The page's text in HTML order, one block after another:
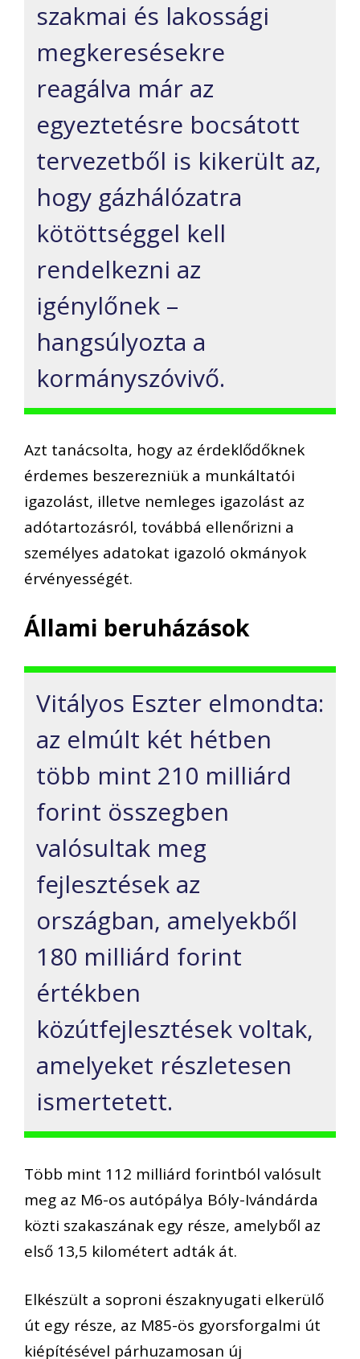
szakmai és lakossági
megkeresésekre
reagálva már az
egyeztetésre bocsátott
tervezetből is kikerült az,
hogy gázhálózatra
kötöttséggel kell
rendelkezni az
igénylőnek –
hangsúlyozta a
kormányszóvivő.
Azt tanácsolta, hogy az érdeklődőknek
érdemes beszerezniük a munkáltatói
igazolást, illetve nemleges igazolást az
adótartozásról, továbbá ellenőrizni a
személyes adatokat igazoló okmányok
érvényességét.
Állami beruházások
Vitályos Eszter elmondta:
az elmúlt két hétben
több mint 210 milliárd
forint összegben
valósultak meg
fejlesztések az
országban, amelyekből
180 milliárd forint
értékben
közútfejlesztések voltak,
amelyeket részletesen
ismertetett.
Több mint 112 milliárd forintból valósult
meg az M6-os autópálya Bóly-Ivándárda
közti szakaszának egy része, amelyből az
első 13,5 kilométert adták át.
Elkészült a soproni északnyugati elkerülő
út egy része, az M85-ös gyorsforgalmi út
kiépítésével párhuzamosan új